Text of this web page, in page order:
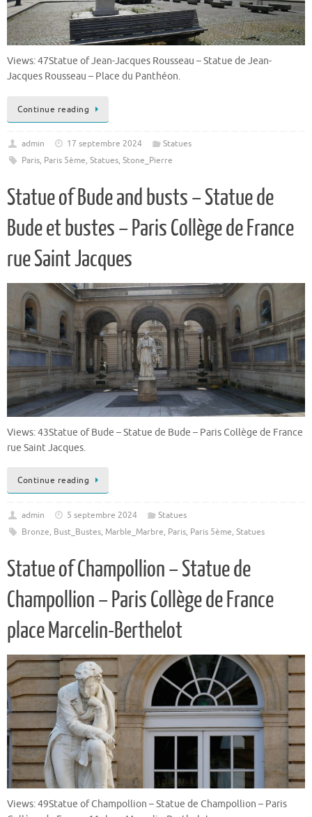
Views: 47Statue of Jean-Jacques Rousseau – Statue de Jean-
Jacques Rousseau – Place du Panthéon.
Continue reading
admin 17 septembre 2024
Statues
Paris, Paris 5ème, Statues, Stone_Pierre
Statue of Bude and busts – Statue de
Bude et bustes – Paris Collège de France
rue Saint Jacques
Views: 43Statue of Bude – Statue de Bude – Paris Collège de France
rue Saint Jacques.
Continue reading
admin 5 septembre 2024
Statues
Bronze, Bust_Bustes, Marble_Marbre, Paris, Paris 5ème, Statues
Statue of Champollion – Statue de
Champollion – Paris Collège de France
place Marcelin-Berthelot
Views: 49Statue of Champollion – Statue de Champollion – Paris